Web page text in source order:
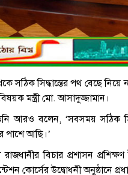
সঠিক সিদ্ধান্তের পথ বেছে
মন্ত্রী মো. আসাদুজ্জামান।
আরও বলেন, ‘সবসময় সঠিক
আছি।’
বিচার প্রশাসন
কোর্সের উদ্বোধনী অনুষ্ঠানে